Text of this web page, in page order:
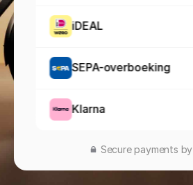
iDEAL
SEPA-overboeking
Klarna
Secure payments by